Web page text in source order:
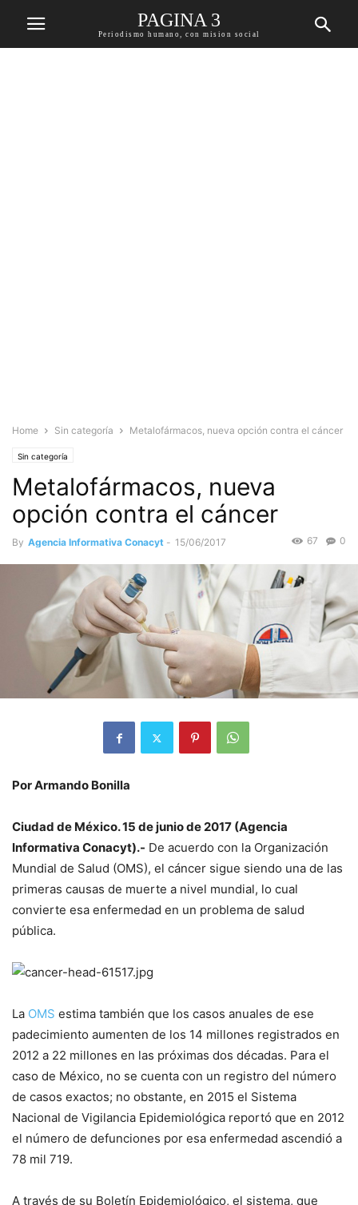
PAGINA 3
Periodismo humano, con mision social
Home Sin categoría Metalofármacos, nueva opción contra el cáncer
Sin categoría
Metalofármacos, nueva
opción contra el cáncer
By Agencia Informativa Conacyt - 15/06/2017 0
67
Por Armando Bonilla
Ciudad de México. 15 de junio de 2017 (Agencia
Informativa Conacyt).- De acuerdo con la Organización
Mundial de Salud (OMS), el cáncer sigue siendo una de las
primeras causas de muerte a nivel mundial, lo cual
convierte esa enfermedad en un problema de salud
pública.
La OMS estima también que los casos anuales de ese
padecimiento aumenten de los 14 millones registrados en
2012 a 22 millones en las próximas dos décadas. Para el
caso de México, no se cuenta con un registro del número
de casos exactos; no obstante, en 2015 el Sistema
Nacional de Vigilancia Epidemiológica reportó que en 2012
el número de defunciones por esa enfermedad ascendió a
78 mil 719.
A través de su Boletín Epidemiológico, el sistema, que